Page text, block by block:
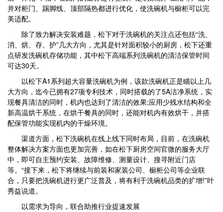
并对柜门、踢脚线、顶部隔热都进行优化，使洗碗机与橱柜可以完
美适配。
除了致力解决安装难题，松下对于洗碗机的关注点还包括“洗、
消、烘、存、护”几大方向，尤其是针对面积较小的厨房，松下还重
点研发洗碗机存储功能，其中松下高端系列洗碗机的清洁保管时间
可达30天。
以松下A1系列超大容量洗碗机为例，该款洗碗机正是瞄以上几
大方向，迄今已拥有27项专利技术，同时搭载的了5A洁净系统，实
现餐具清洁的同时，机内也达到了清洁的效果;应用少残水结构和全
新高温烘干系统，在烘干餐具的同时，还能对机内有效烘干，并搭
配保管功能实现机内的干燥环境。
渠道方面，松下洗碗机在线上线下同时布局，目前，在洗碗机
整体解决方案方面也更加完善，如在松下厨房空间官微的服务大厅
中，即可自主预约安装、故障维修、测量设计、搜寻附近门店
等。“接下来，松下将继续与前装和家装公司、橱柜公司等企业联
合，只要把洗碗机进行更广泛普及，将有利于洗碗机品类的扩增!”叶
秀益说道。
以需求为导向，联合助推行业提速发展